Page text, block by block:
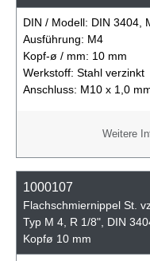
DIN / Modell: DIN 3404,
Ausführung: M4
Kopf-ø / mm: 10 mm
Werkstoff: Stahl verzinkt
Anschluss: M10 x 1,0
Weitere
1000107
Flachschmiernippel St.
Typ M 4, R 1/8", DIN
Kopfø 10 mm